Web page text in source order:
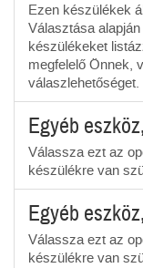
Ezen készülékek
Választása
készülékeket
megfelelő Önnek,
válaszlehetőséget.
Egyéb
Válassza ezt az
készülékre van
Egyéb
Válassza ezt az
készülékre van